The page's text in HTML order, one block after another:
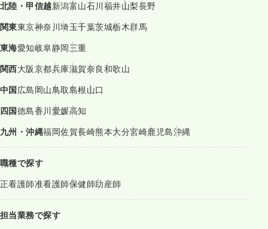
北陸・甲信越新潟富山石川福井山梨長野
関東東京神奈川埼玉千葉茨城栃木群馬
東海愛知岐阜静岡三重
関西大阪京都兵庫滋賀奈良和歌山
中国広島岡山鳥取島根山口
四国徳島香川愛媛高知
九州・沖縄福岡佐賀長崎熊本大分宮崎鹿児島沖縄
職種で探す
正看護師准看護師保健師助産師
担当業務で探す